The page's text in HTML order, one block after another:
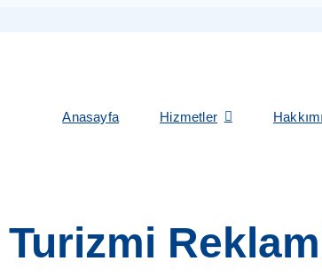
Anasayfa Hizmetler
Turizmi